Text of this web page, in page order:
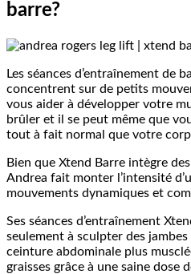
barre?
Les séances d’entraînement de
concentrent sur de petits
vous aider à développer votre
brûler et il se peut même que
tout à fait normal que votre
Bien que Xtend Barre intègre
Andrea fait monter l’intensité
mouvements dynamiques et
Ses séances d’entraînement
seulement à sculpter des
ceinture abdominale plus
graisses grâce à une saine dose